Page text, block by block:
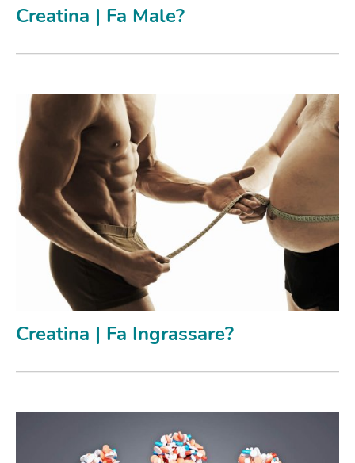
Creatina | Fa Male?
Creatina | Fa Ingrassare?